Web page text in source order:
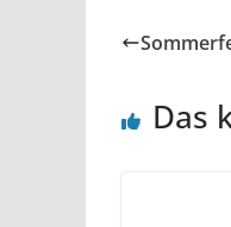
Das